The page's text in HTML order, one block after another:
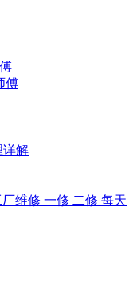
傅
详解
维修 一修 二修 每天